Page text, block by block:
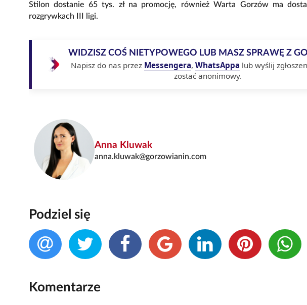
Stilon dostanie 65 tys. zł na promocję, również Warta Gorzów ma
rozgrywkach III ligi.
WIDZISZ COŚ NIETYPOWEGO LUB MASZ SPRAWĘ Z
Napisz do nas przez Messengera, WhatsAppa lub wyślij
zostać anonimowy.
Anna Kluwak
anna.kluwak@gorzowianin.com
Podziel się
Komentarze